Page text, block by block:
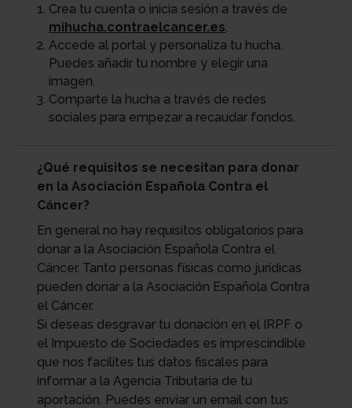
Crea tu cuenta o inicia sesión a través de
mihucha.contraelcancer.es
Accede al portal y personaliza tu hucha.
Puedes añadir tu nombre y elegir una
imagen.
Comparte la hucha a través de redes
sociales para empezar a recaudar fondos.
¿Qué requisitos se necesitan para donar
en la Asociación Española Contra el
Cáncer?
En general no hay requisitos obligatorios para
donar a la Asociación Española Contra el
Cáncer. Tanto personas físicas como jurídicas
pueden donar a la Asociación Española Contra
el Cáncer.
Si deseas desgravar tu donación en el IRPF o
el Impuesto de Sociedades es imprescindible
que nos facilites tus datos fiscales para
informar a la Agencia Tributaria de tu
aportación. Puedes enviar un email con tus